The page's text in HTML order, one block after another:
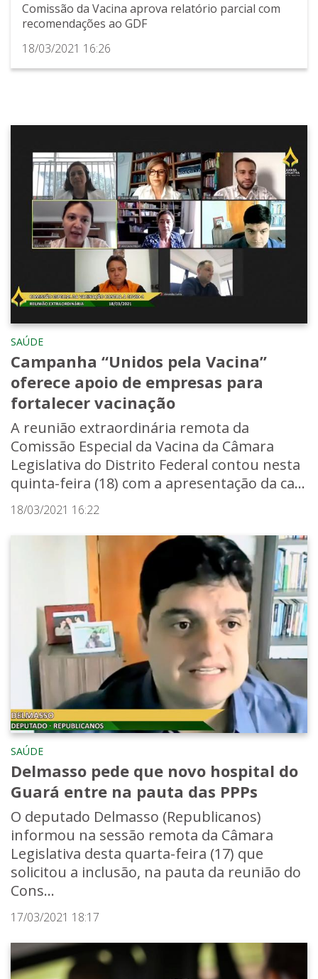
Comissão da Vacina aprova relatório parcial com
recomendações ao GDF
18/03/2021 16:26
SAÚDE
Campanha “Unidos pela Vacina”
oferece apoio de empresas para
fortalecer vacinação
A reunião extraordinária remota da
Comissão Especial da Vacina da Câmara
Legislativa do Distrito Federal contou nesta
quinta-feira (18) com a apresentação da ca...
18/03/2021 16:22
SAÚDE
Delmasso pede que novo hospital do
Guará entre na pauta das PPPs
O deputado Delmasso (Republicanos)
informou na sessão remota da Câmara
Legislativa desta quarta-feira (17) que
solicitou a inclusão, na pauta da reunião do
Cons...
17/03/2021 18:17